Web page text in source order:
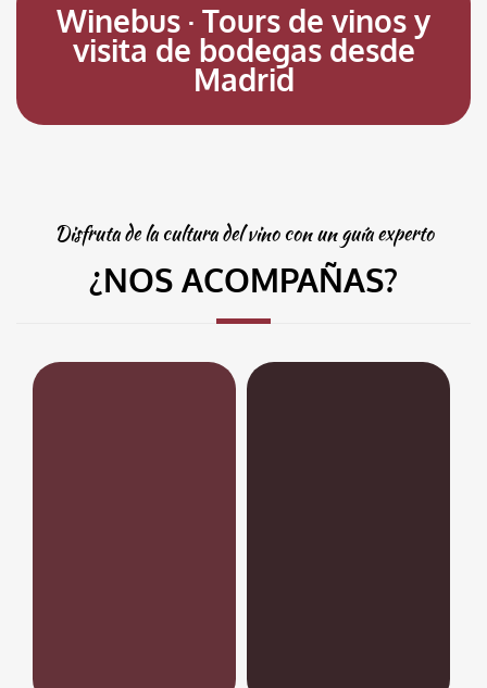
Winebus · Tours de vinos y
visita de bodegas desde
Madrid
Disfruta de la cultura del vino con un guía experto
¿NOS ACOMPAÑAS?